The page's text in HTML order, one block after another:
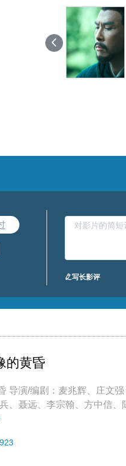
写长影评
的黄昏
导演/编剧：麦兆辉、庄文
、聂远、李宗翰、方中信